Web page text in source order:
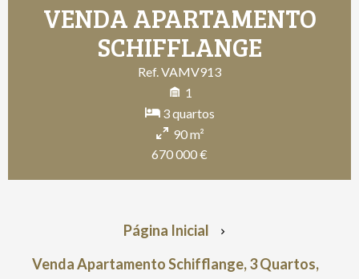
VENDA APARTAMENTO
SCHIFFLANGE
Ref. VAMV913
1
3 quartos
90 m²
670 000 €
Página Inicial
Venda Apartamento Schifflange, 3 Quartos,